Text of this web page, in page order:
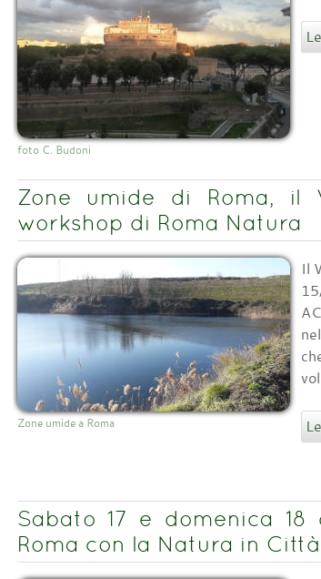
foto C. Budoni
Zone umide di Roma, il
workshop di Roma Natura
Zone umide a Roma
Il
Sabato 17 e domenica
Roma con la Natura in Città